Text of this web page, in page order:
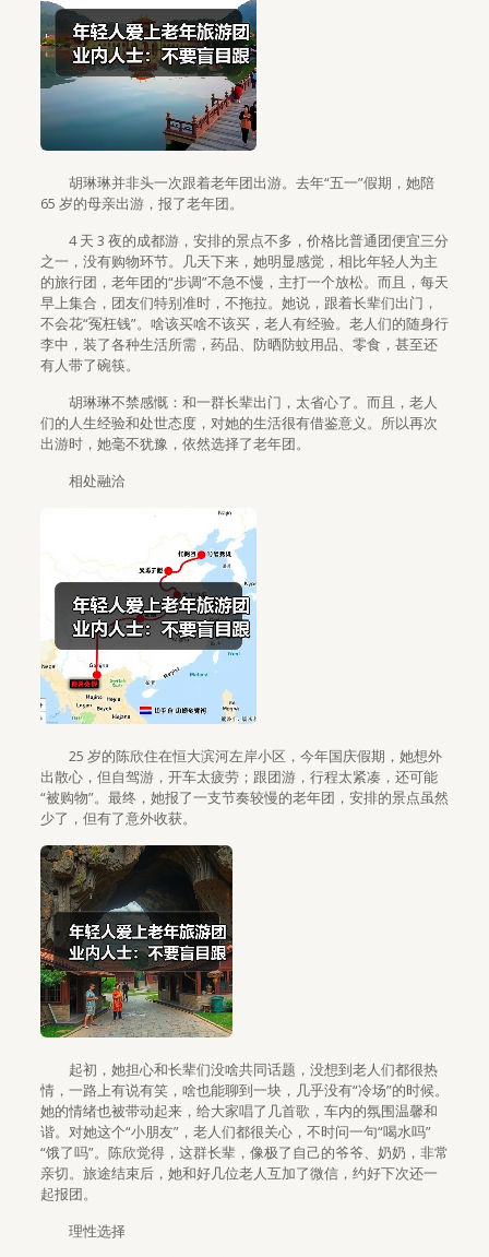
胡琳琳并非头一次跟着老年团出游。去年“五一”假期，她陪
65 岁的母亲出游，报了老年团。
4 天 3 夜的成都游，安排的景点不多，价格比普通团便宜三分
之一，没有购物环节。几天下来，她明显感觉，相比年轻人为主
的旅行团，老年团的“步调”不急不慢，主打一个放松。而且，每天
早上集合，团友们特别准时，不拖拉。她说，跟着长辈们出门，
不会花“冤枉钱”。啥该买啥不该买，老人有经验。老人们的随身行
李中，装了各种生活所需，药品、防晒防蚊用品、零食，甚至还
有人带了碗筷。
胡琳琳不禁感慨：和一群长辈出门，太省心了。而且，老人
们的人生经验和处世态度，对她的生活很有借鉴意义。所以再次
出游时，她毫不犹豫，依然选择了老年团。
相处融洽
25 岁的陈欣住在恒大滨河左岸小区，今年国庆假期，她想外
出散心，但自驾游，开车太疲劳；跟团游，行程太紧凑，还可能
“被购物”。最终，她报了一支节奏较慢的老年团，安排的景点虽然
少了，但有了意外收获。
起初，她担心和长辈们没啥共同话题，没想到老人们都很热
情，一路上有说有笑，啥也能聊到一块，几乎没有“冷场”的时候。
她的情绪也被带动起来，给大家唱了几首歌，车内的氛围温馨和
谐。对她这个“小朋友”，老人们都很关心，不时问一句“喝水吗”
“饿了吗”。陈欣觉得，这群长辈，像极了自己的爷爷、奶奶，非常
亲切。旅途结束后，她和好几位老人互加了微信，约好下次还一
起报团。
理性选择